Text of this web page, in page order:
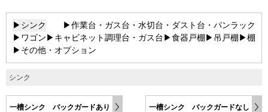
▶シンク
▶作業台・ガス台・水切台・ダスト台・パンラック
▶ワゴン▶キャビネット調理台・ガス台▶食器戸棚▶吊戸棚▶棚
▶その他・オプション
シンク
一槽シンク バックガードあり 一槽シンク バックガードなし